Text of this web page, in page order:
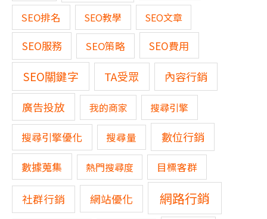
SEO排名 SEO教學 SEO文章
SEO服務 SEO策略 SEO費用
SEO關鍵字 TA受眾
內容行銷
廣告投放
我的商家 搜尋引擎
搜尋引擎優化 搜尋量 數位行銷
數據蒐集 熱門搜尋度 目標客群
社群行銷 網站優化 網路行銷